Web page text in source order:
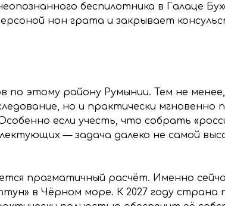
беспилотника в Галаце
нон грата и закрывает
по этому району Румынии. Тем не
но и практически мгновенно
если учесть, что собрать
— задача далеко не самой
прагматичный расчёт. Именно
в Чёрном море. К 2027 году страна